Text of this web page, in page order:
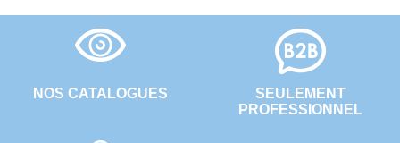
NOS CATALOGUES
SEULEMENT
PROFESSIONNEL